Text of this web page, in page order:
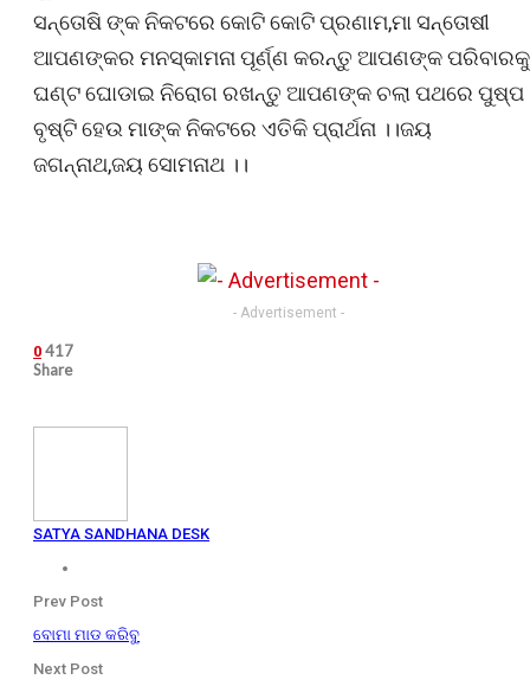
ସନ୍ତୋଷି ଙ୍କ ନିକଟରେ କୋଟି କୋଟି ପ୍ରଣାମ,ମା ସନ୍ତୋଷୀ
ଆପଣଙ୍କର ମନସ୍କାମନା ପୂର୍ଣ୍ଣ କରନ୍ତୁ ଆପଣଙ୍କ ପରିବାରକୁ
ଘଣ୍ଟ ଘୋଡାଇ ନିରୋଗ ରଖନ୍ତୁ ଆପଣଙ୍କ ଚଲା ପଥରେ ପୁଷ୍ପ
ବୃଷ୍ଟି ହେଉ ମାଙ୍କ ନିକଟରେ ଏତିକି ପ୍ରାର୍ଥନା ।।ଜୟ
ଜଗନ୍ନାଥ,ଜୟ ସୋମନାଥ ।।
- Advertisement -
0 417
Share
SATYA SANDHANA DESK
Prev Post
ବୋମା ମାଡ କରିବୁ
Next Post